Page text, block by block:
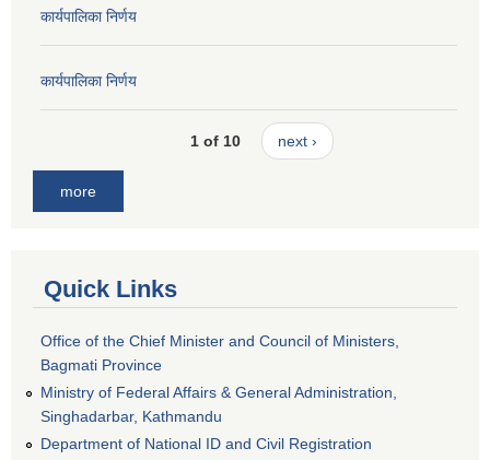
कार्यपालिका निर्णय
कार्यपालिका निर्णय
1 of 10 next ›
more
Quick Links
Office of the Chief Minister and Council of Ministers,
Bagmati Province
Ministry of Federal Affairs & General Administration,
Singhadarbar, Kathmandu
Department of National ID and Civil Registration